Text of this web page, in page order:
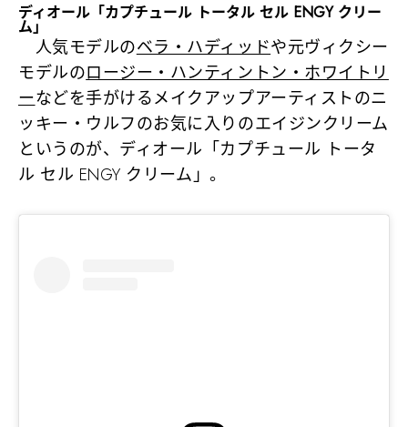
ディオール「カプチュール トータル セル ENGY クリー
ム」
人気モデルのベラ・ハディッドや元ヴィクシー
モデルのロージー・ハンティントン・ホワイトリ
ーなどを手がけるメイクアップアーティストのニ
ッキー・ウルフのお気に入りのエイジンクリーム
というのが、 ディオール「カプチュール トータ
ル セル ENGY クリーム」。